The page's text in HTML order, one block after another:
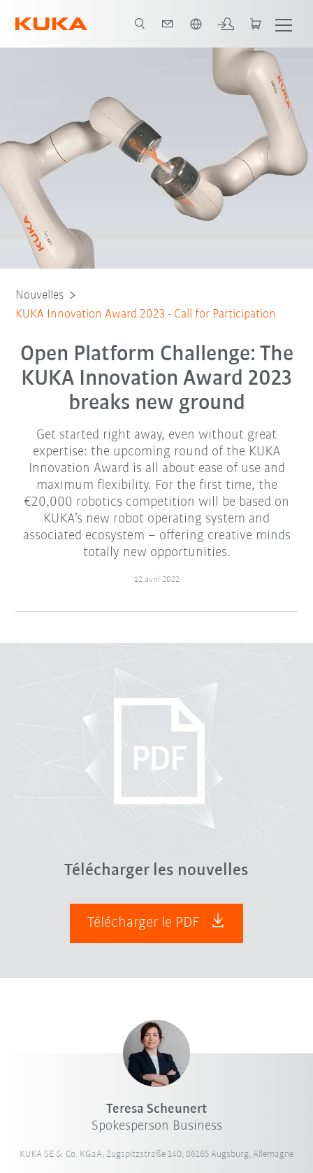
Nouvelles
KUKA Innovation Award 2023 - Call for Participation
Open Platform Challenge: The
KUKA Innovation Award 2023
breaks new ground
Get started right away, even without great
expertise: the upcoming round of the KUKA
Innovation Award is all about ease of use and
maximum flexibility. For the first time, the
€20,000 robotics competition will be based on
KUKA’s new robot operating system and
associated ecosystem – offering creative minds
totally new opportunities.
12 avril 2022
Télécharger les nouvelles
Télécharger le PDF
Teresa Scheunert
Spokesperson Business
KUKA SE & Co. KGaA, Zugspitzstraße 140, 86165 Augsburg, Allemagne